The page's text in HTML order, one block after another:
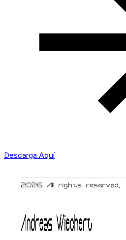
Descarga Aquí
2026 All rights reserved.